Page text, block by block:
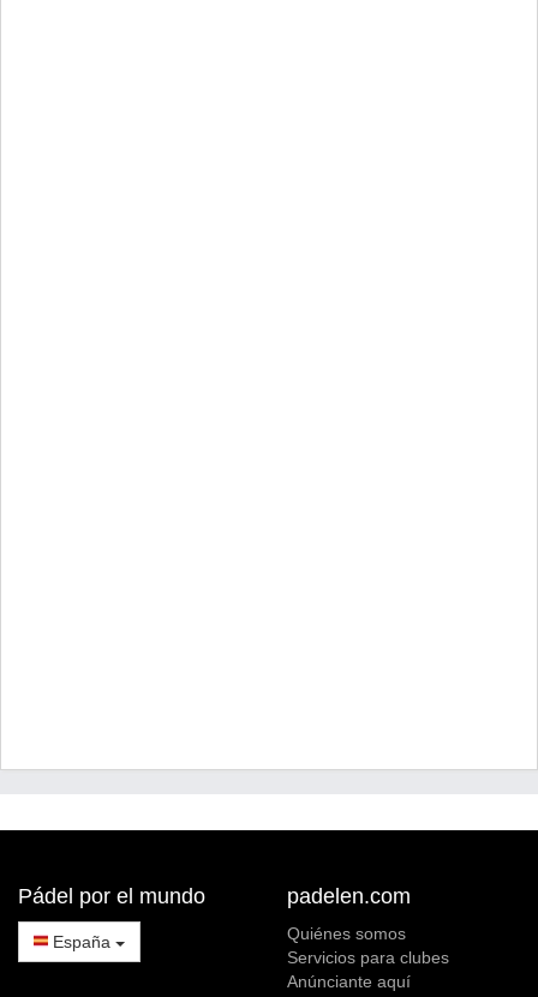
Pádel por el mundo
España
padelen.com
Quiénes somos
Servicios para clubes
Anúnciante aquí